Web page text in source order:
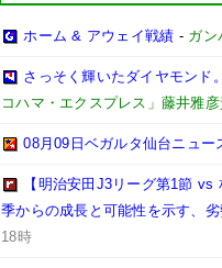
ホーム & アウェイ戦績 - ガン
さっそく輝いたダイヤモンド
コハマ・エクスプレス」藤井雅
08月09日ベガルタ仙台ニュー
【明治安田J3リーグ第1節
季からの成長と可能性を示す、
18時